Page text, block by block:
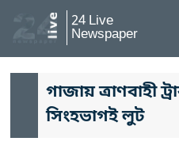
24 Live
Newspaper
গাজায় ত্রাণবাহী
সিংহভাগই লুট